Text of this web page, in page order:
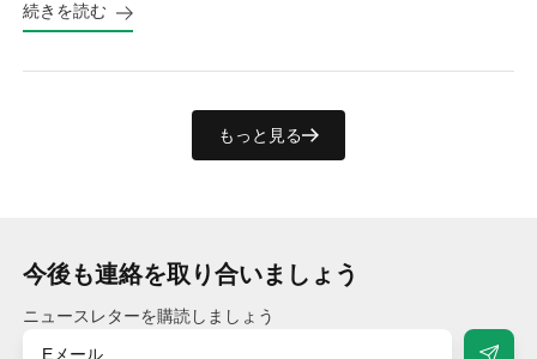
続きを読む
もっと見る
今後も連絡を取り合いましょう
ニュースレターを購読しましょう